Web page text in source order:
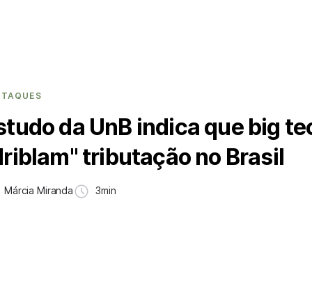
da UnB indica que big
tributação no Brasil
Márcia Miranda 3min